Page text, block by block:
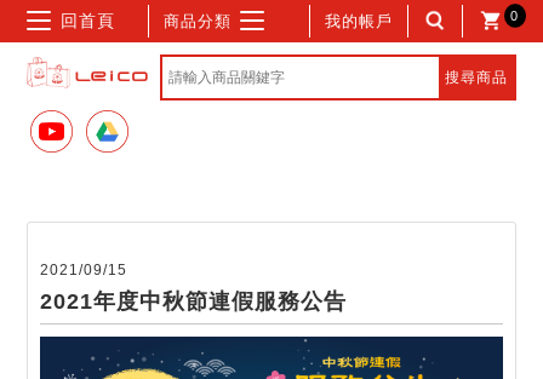
回首頁 商品分類 我的帳戶 0
2021/09/15
2021年度中秋節連假服務公告